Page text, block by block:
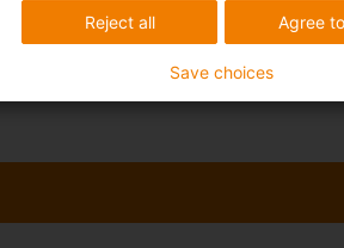
Agree
Reject all
Save choices